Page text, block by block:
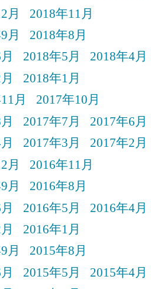
月
2018年11月
月
2018年8月
2018年5月
2018年4月
2018年1月
月
2017年10月
2017年7月
2017年6月
2017年3月
2017年2月
月
2016年11月
月
2016年8月
2016年5月
2016年4月
2016年1月
月
2015年8月
2015年5月
2015年4月